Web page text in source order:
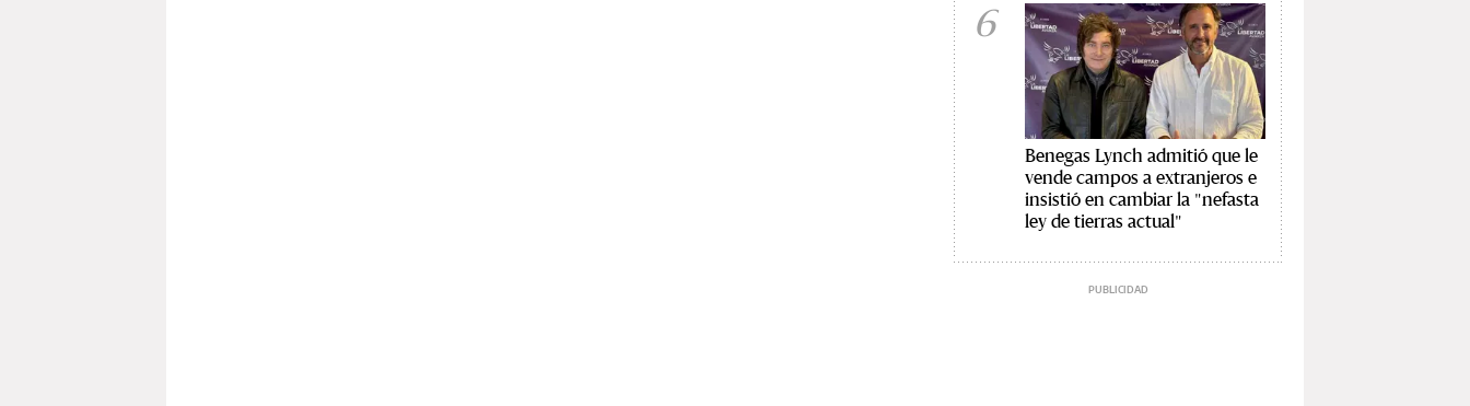
6
Benegas Lynch admitió que le
vende campos a extranjeros e
insistió en cambiar la "nefasta
ley de tierras actual"